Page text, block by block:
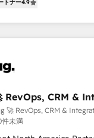
実行する組織への移行
等をHubSpotと連携さ
標まで含めて設計します
装・定着までPMOと
理を実行します。 ▸ CMS戦略
獲得・CVR・SEOを前
ンプレート設計を
(GTM OS) to align
portal that drives
Fix your ICP, Math,
Zero-
validated by our 7
トナー4.9
RevOps, CRM &
🚀 RevOps, CRM &
件未満